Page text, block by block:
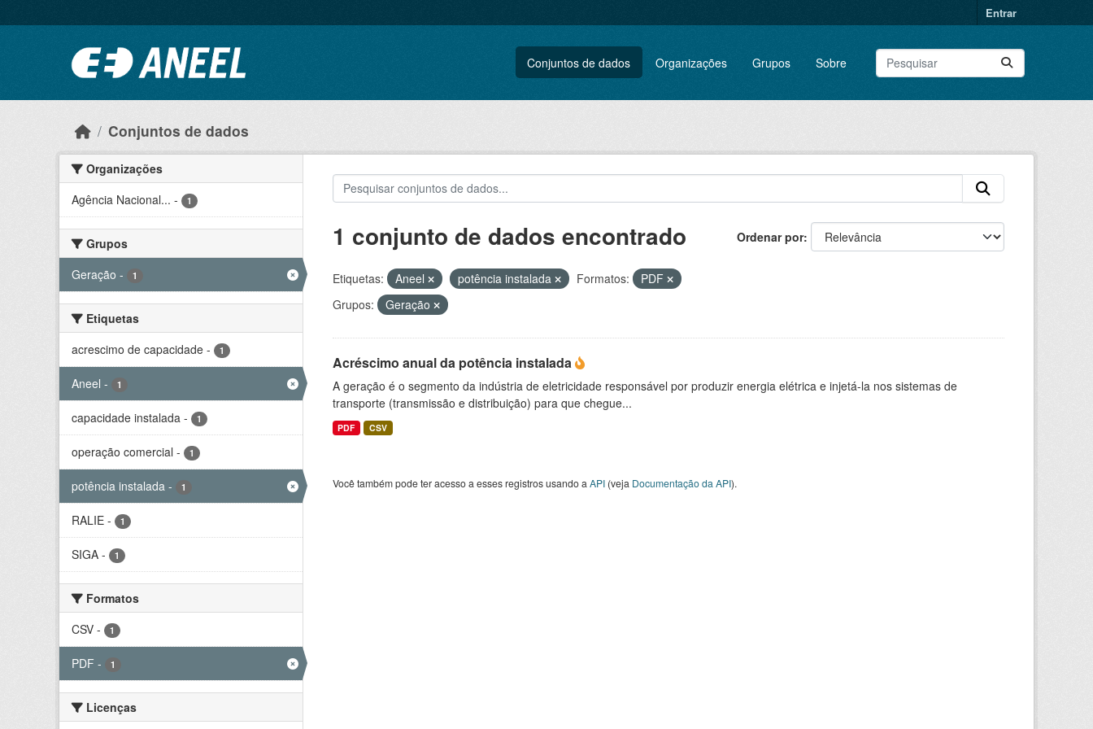
Entrar
Conjuntos de dados Organizações Grupos Sobre
Conjuntos de dados
Organizações
Agência Nacional... - 1
Grupos
Geração - 1
Etiquetas
acrescimo de capacidade - 1
Aneel - 1
capacidade instalada - 1
operação comercial - 1
potência instalada - 1
RALIE - 1
SIGA - 1
Formatos
CSV - 1
PDF - 1
Licenças
Ordenar por
1 conjunto de dados encontrado
Etiquetas: Aneel potência instalada Formatos:
PDF
Grupos:
Geração
Acréscimo anual da potência instalada
A geração é o segmento da indústria de eletricidade responsável por produzir energia elétrica e injetá-la nos sistemas de
transporte (transmissão e distribuição) para que chegue...
PDF CSV
Você também pode ter acesso a esses registros usando a API(veja Documentação da API).